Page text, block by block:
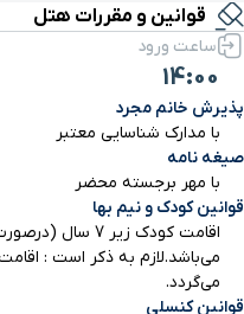
قوانین و مقررات هتل
ساعت ورود
14:00
پذیرش خانم مجرد
با مدارک شناسایی معتبر
صیغه نامه
با مهر برجسته محضر
قوانین کودک و نیم بها
اقامت کودک زیر
می‌باشد.لازم به ذکر است :
می‌گردد.
قوانین کنسلی